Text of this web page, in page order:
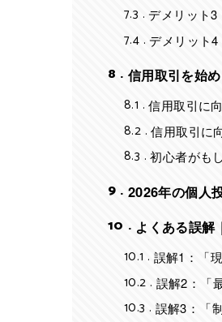
7.3 デメリット3
7.4 デメリット
8
信用取引を始
8.1
信用取引に
8.2 信用取引に
8.3 初心者がも
9 2026年の個人
10
よくある誤解
10.1
誤解1：「
10.2 誤解2：「
10.3 誤解3：「